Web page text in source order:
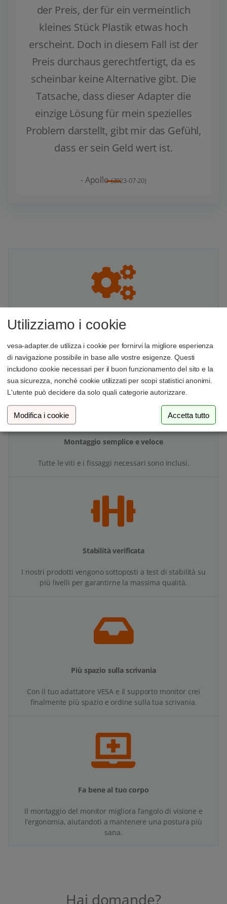
der Preis, der für ein vermeintlich
kleines Stück Plastik etwas hoch
erscheint. Doch in diesem Fall ist der
Preis durchaus gerechtfertigt, da es
scheinbar keine Alternative gibt. Die
Tatsache, dass dieser Adapter die
einzige Lösung für mein spezielles
Problem darstellt, gibt mir das Gefühl,
dass er sein Geld wert ist.
- Apollo(2023-07-20)
Compatibilità perfetta
Adattamento preciso, progettato per la tua serie di
monitor
Montaggio semplice e veloce
Tutte le viti e i fissaggi necessari sono inclusi.
Stabilità verificata
I nostri prodotti vengono sottoposti a test di stabilità su
più livelli per garantirne la massima qualità.
Più spazio sulla scrivania
Con il tuo adattatore VESA e il supporto monitor crei
finalmente più spazio e ordine sulla tua scrivania.
Fa bene al tuo corpo
Il montaggio del monitor migliora l’angolo di visione e
l’ergonomia, aiutandoti a mantenere una postura più
sana.
Hai domande?
Utilizziamo i cookie
vesa-adapter.de utilizza i cookie per fornirvi la migliore esperienza
di navigazione possibile in base alle vostre esigenze. Questi
includono cookie necessari per il buon funzionamento del sito e la
sua sicurezza, nonché cookie utilizzati per scopi statistici anonimi.
L'utente può decidere da solo quali categorie autorizzare.
Modifica i cookie Accetta tutto